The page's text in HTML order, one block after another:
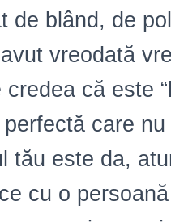
de blând, de
vreodată
că este
care
tău este da,
cu o